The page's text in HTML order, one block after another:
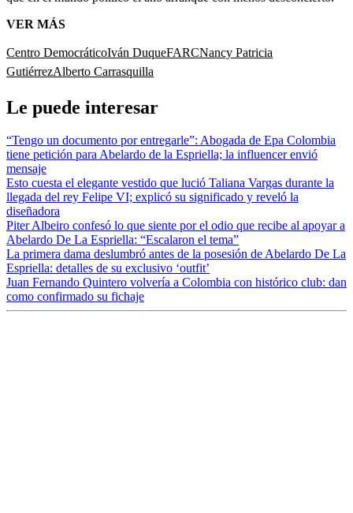
VER MÁS
Centro DemocráticoIván DuqueFARCNancy Patricia
GutiérrezAlberto Carrasquilla
Le puede interesar
“Tengo un documento por entregarle”: Abogada de Epa Colombia
tiene petición para Abelardo de la Espriella; la influencer envió
mensaje
Esto cuesta el elegante vestido que lució Taliana Vargas durante la
llegada del rey Felipe VI; explicó su significado y reveló la
diseñadora
Piter Albeiro confesó lo que siente por el odio que recibe al apoyar a
Abelardo De La Espriella: “Escalaron el tema”
La primera dama deslumbró antes de la posesión de Abelardo De La
Espriella: detalles de su exclusivo ‘outfit’
Juan Fernando Quintero volvería a Colombia con histórico club: dan
como confirmado su fichaje